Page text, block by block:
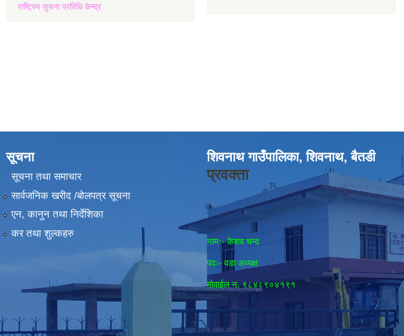
राष्ट्रिय सुचना प्रविधि केन्द्र
सूचना
सूचना तथा समाचार
सार्वजनिक खरीद /बोलपत्र सूचना
एन, कानुन तथा निर्देशिका
कर तथा शुल्कहरु
शिवनाथ गाउँपालिका, शिवनाथ, बैतडी
प्रवक्ता
नामः- केशव चन्द
पदः- वडा अध्यक्ष
मोवाईल न‌. ९८४८९०४१९१